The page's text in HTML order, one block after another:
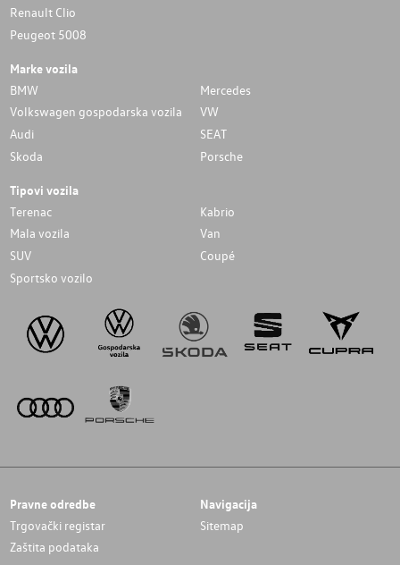
Renault Clio
Peugeot 5008
Marke vozila
BMW
Mercedes
Volkswagen gospodarska vozila
VW
Audi
SEAT
Skoda
Porsche
Tipovi vozila
Terenac
Kabrio
Mala vozila
Van
SUV
Coupé
Sportsko vozilo
Pravne odredbe
Trgovački registar
Zaštita podataka
Navigacija
Sitemap